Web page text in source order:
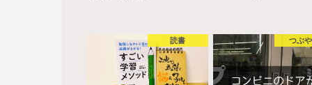
読書 つぶ